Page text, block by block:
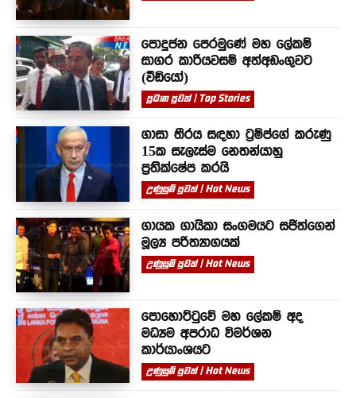
පොදුජන පෙරමුණේ මහ ලේකම්
සාගර කාරියවසම් අත්අඩංගුවට
(වීඩියෝ)
ප්‍රධාන පුවත් | Top Stories
ගාසා තීරය සඳහා ට්‍රම්ප්ගේ කරුණු
15ක සැලැස්ම නෙතන්යාහු
ප්‍රතික්ෂේප කරයි
උණුසුම් පුවත් | Hot News
ගායක ගායිකා සංගමයට සජිත්ගෙන්
මූල්‍ය පරිත්‍යාගයක්
උණුසුම් පුවත් | Hot News
පොහොට්ටුවේ මහ ලේකම් අද
මධ්‍යම අපරාධ විමර්ශන
කාර්යාංශයට
උණුසුම් පුවත් | Hot News